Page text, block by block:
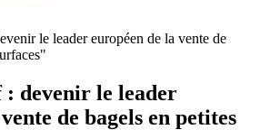
le leader européen de la vente de
devenir le leader
de bagels en petites